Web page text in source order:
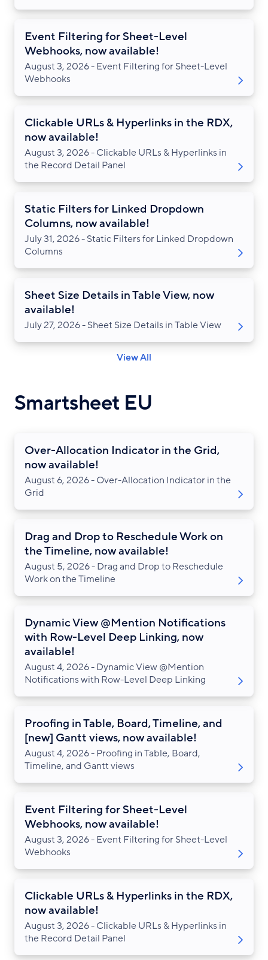
Event Filtering for Sheet-Level
Webhooks, now available!
August 3, 2026 - Event Filtering for Sheet-Level
Webhooks
Clickable URLs & Hyperlinks in the RDX,
now available!
August 3, 2026 - Clickable URLs & Hyperlinks in
the Record Detail Panel
Static Filters for Linked Dropdown
Columns, now available!
July 31, 2026 - Static Filters for Linked Dropdown
Columns
Sheet Size Details in Table View, now
available!
July 27, 2026 - Sheet Size Details in Table View
View All
Smartsheet EU
Over-Allocation Indicator in the Grid,
now available!
August 6, 2026 - Over-Allocation Indicator in the
Grid
Drag and Drop to Reschedule Work on
the Timeline, now available!
August 5, 2026 - Drag and Drop to Reschedule
Work on the Timeline
Dynamic View @Mention Notifications
with Row-Level Deep Linking, now
available!
August 4, 2026 - Dynamic View @Mention
Notifications with Row-Level Deep Linking
Proofing in Table, Board, Timeline, and
[new] Gantt views, now available!
August 4, 2026 - Proofing in Table, Board,
Timeline, and Gantt views
Event Filtering for Sheet-Level
Webhooks, now available!
August 3, 2026 - Event Filtering for Sheet-Level
Webhooks
Clickable URLs & Hyperlinks in the RDX,
now available!
August 3, 2026 - Clickable URLs & Hyperlinks in
the Record Detail Panel